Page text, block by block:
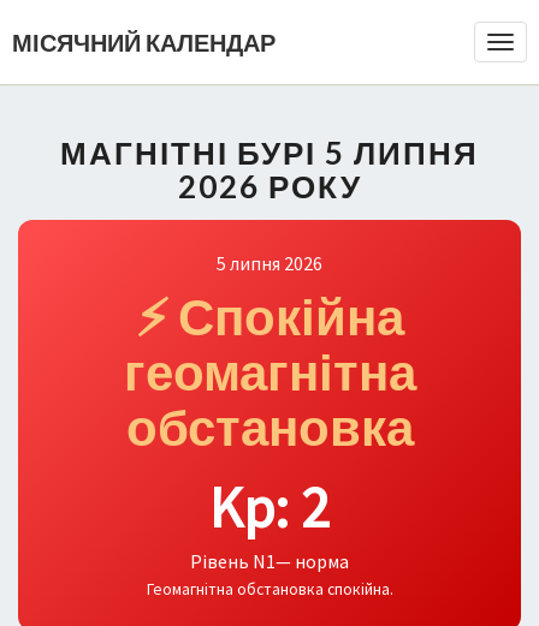
МІСЯЧНИЙ КАЛЕНДАР
МАГНІТНІ БУРІ 5 ЛИПНЯ
2026 РОКУ
5 липня 2026
⚡ Спокійна
геомагнітна
обстановка
Kp: 2
Рівень N1— норма
Геомагнітна обстановка спокійна.